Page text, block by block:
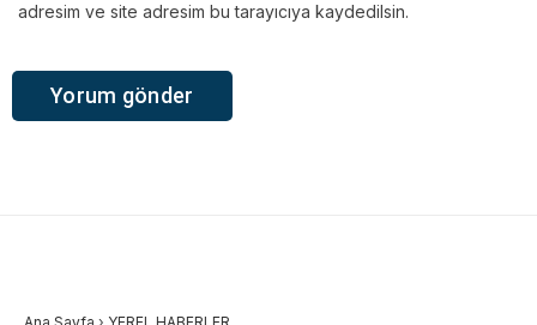
adresim ve site adresim bu tarayıcıya kaydedilsin.